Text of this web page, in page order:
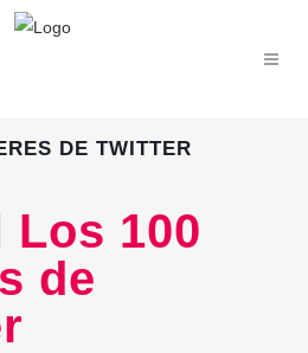
DE TWITTER
Los 100
de